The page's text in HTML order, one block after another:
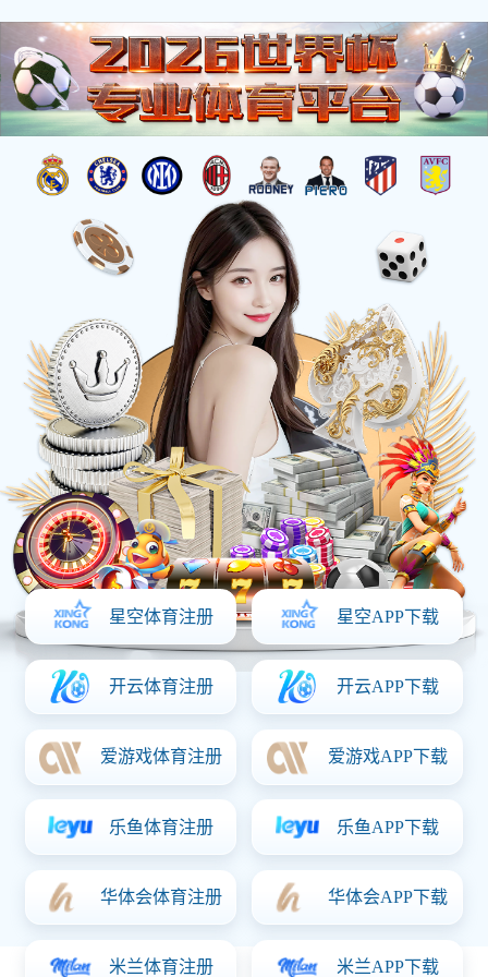
杰出工程
您的位置： 首页 工程荣誉>杰出工程
延边州行政中心
荣获鲁班奖，建设规模达96000平方米,共10层，高度达
54m，于2008年8月正式开工，2010年7月竣工，工期时
长近两年。